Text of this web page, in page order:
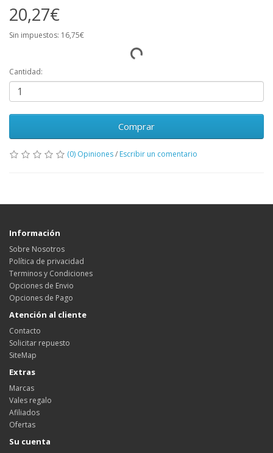
20,27€
Sin impuestos: 16,75€
Cantidad:
Comprar
(0) Opiniones/ Escribir un comentario
Información
Sobre Nosotros
Política de privacidad
Terminos y Condiciones
Opciones de Envio
Opciones de Pago
Atención al cliente
Contacto
Solicitar repuesto
SiteMap
Extras
Marcas
Vales regalo
Afiliados
Ofertas
Su cuenta